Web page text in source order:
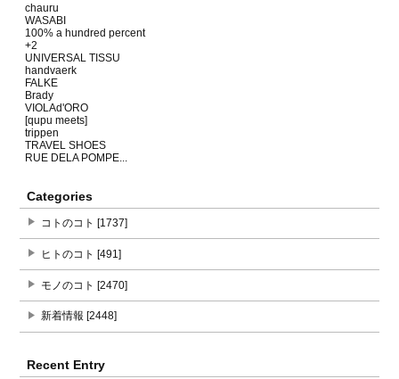
chauru
WASABI
100% a hundred percent
+2
UNIVERSAL TISSU
handvaerk
FALKE
Brady
VIOLAd'ORO
[qupu meets]
trippen
TRAVEL SHOES
RUE DELA POMPE...
Categories
コトのコト [1737]
ヒトのコト [491]
モノのコト [2470]
新着情報 [2448]
Recent Entry